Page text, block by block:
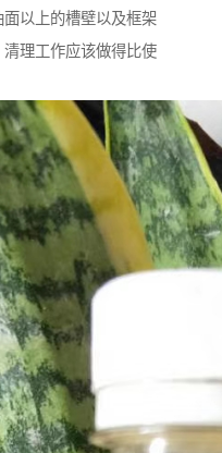
以上的槽壁以及框架
清理工作应该做得比使